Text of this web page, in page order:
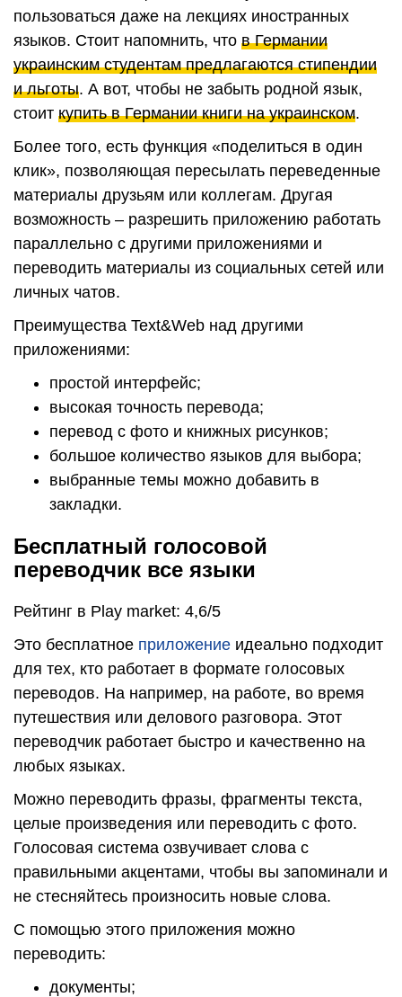
пользоваться даже на лекциях иностранных
языков. Стоит напомнить, что в Германии
украинским студентам предлагаются стипендии
и льготы. А вот, чтобы не забыть родной язык,
стоит купить в Германии книги на украинском.
Более того, есть функция «поделиться в один
клик», позволяющая пересылать переведенные
материалы друзьям или коллегам. Другая
возможность – разрешить приложению работать
параллельно с другими приложениями и
переводить материалы из социальных сетей или
личных чатов.
Преимущества Text&Web над другими
приложениями:
простой интерфейс;
высокая точность перевода;
перевод с фото и книжных рисунков;
большое количество языков для выбора;
выбранные темы можно добавить в
закладки.
Бесплатный голосовой
переводчик все языки
Рейтинг в Play market: 4,6/5
Это бесплатное приложение идеально подходит
для тех, кто работает в формате голосовых
переводов. На например, на работе, во время
путешествия или делового разговора. Этот
переводчик работает быстро и качественно на
любых языках.
Можно переводить фразы, фрагменты текста,
целые произведения или переводить с фото.
Голосовая система озвучивает слова с
правильными акцентами, чтобы вы запоминали и
не стесняйтесь произносить новые слова.
С помощью этого приложения можно
переводить:
документы;